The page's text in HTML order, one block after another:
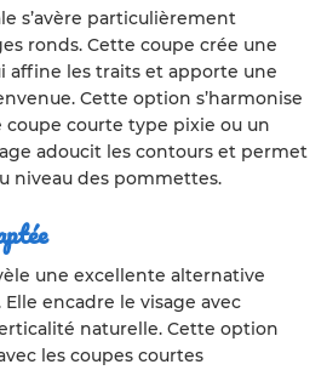
s’avère particulièrement
ronds. Cette coupe crée une
affine les traits et apporte une
Cette option s’harmonise
courte type pixie ou un
adoucit les contours et permet
niveau des pommettes.
une excellente alternative
encadre le visage avec
naturelle. Cette option
les coupes courtes